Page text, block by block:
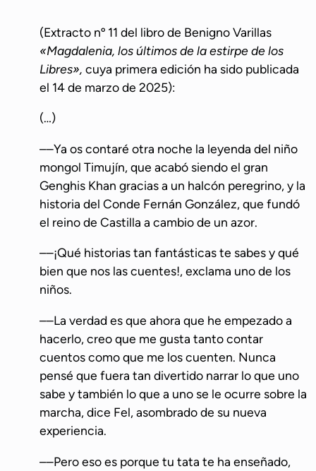
(Extracto nº 11 del libro de Benigno Varillas
«Magdalenia, los últimos de la estirpe de los
Libres», cuya primera edición ha sido publicada
el 14 de marzo de 2025):
(…)
––Ya os contaré otra noche la leyenda del niño
mongol Timujín, que acabó siendo el gran
Genghis Khan gracias a un halcón peregrino, y la
historia del Conde Fernán González, que fundó
el reino de Castilla a cambio de un azor.
––¡Qué historias tan fantásticas te sabes y qué
bien que nos las cuentes!, exclama uno de los
niños.
––La verdad es que ahora que he empezado a
hacerlo, creo que me gusta tanto contar
cuentos como que me los cuenten. Nunca
pensé que fuera tan divertido narrar lo que uno
sabe y también lo que a uno se le ocurre sobre la
marcha, dice Fel, asombrado de su nueva
experiencia.
––Pero eso es porque tu tata te ha enseñado,